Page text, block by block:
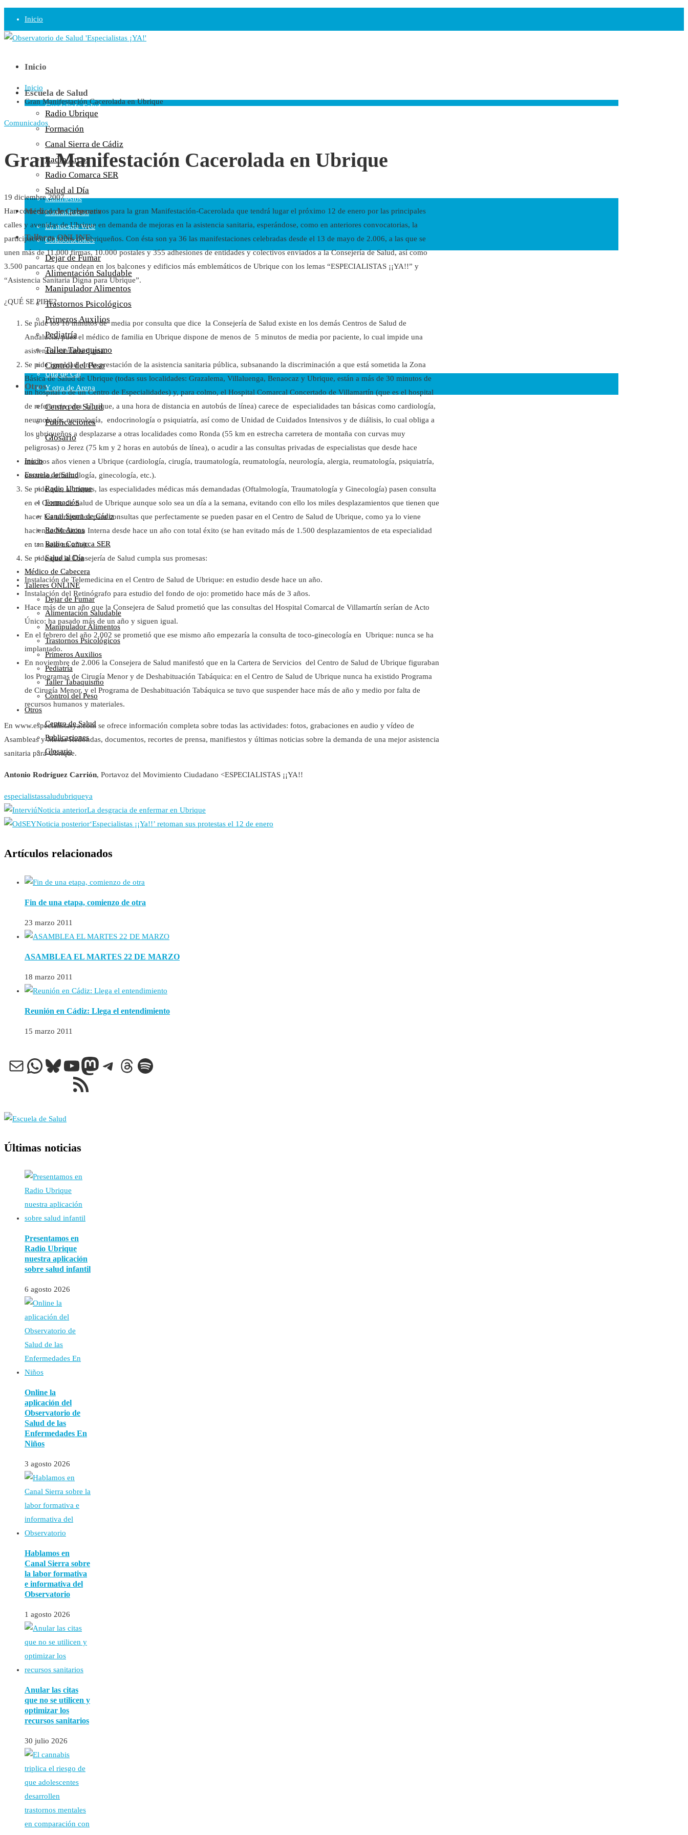
Inicio
Observatorio
Opinión
Radio
Guadalinfo Salud
Radio Guadalete
COPE Pontevedra
Salud en Radio Ubrique
Salud en Verano
Plataforma
Manifiestos
Comunicados
En nuestra Web
Colaboraciones
Cartas al Director
Medios de Comunicación
Otros
Vídeos
Audio
Cara Oscura Sanidad
Humor
Cal y Arena
Una de Cal
Y otra de Arena
Noticias Sanitarias
Newsletter
Inicio
Escuela de Salud
Radio Ubrique
Formación
Canal Sierra de Cádiz
Radio Arcos
Radio Comarca SER
Salud al Día
Médico de Cabecera
Talleres ONLINE
Dejar de Fumar
Alimentación Saludable
Manipulador Alimentos
Trastornos Psicológicos
Primeros Auxilios
Pediatría
Taller Tabaquismo
Control del Peso
Otros
Centro de Salud
Publicaciones
Glosario
Inicio
Escuela de Salud
Radio Ubrique
Formación
Canal Sierra de Cádiz
Radio Arcos
Radio Comarca SER
Salud al Día
Médico de Cabecera
Talleres ONLINE
Dejar de Fumar
Alimentación Saludable
Manipulador Alimentos
Trastornos Psicológicos
Primeros Auxilios
Pediatría
Taller Tabaquismo
Control del Peso
Otros
Centro de Salud
Publicaciones
Glosario
Inicio
Gran Manifestación Cacerolada en Ubrique
Comunicados
Gran Manifestación Cacerolada en Ubrique
19 diciembre 2007
Han comenzado los preparativos para la gran Manifestación-Cacerolada que tendrá lugar el próximo 12 de enero por las principales
calles y avenidas de Ubrique en demanda de mejoras en la asistencia sanitaria, esperándose, como en anteriores convocatorias, la
participación de miles de ubriqueños. Con ésta son ya 36 las manifestaciones celebradas desde el 13 de mayo de 2.006, a las que se
unen más de 11.000 firmas, 10.000 postales y 355 adhesiones de entidades y colectivos enviados a la Consejería de Salud, así como
3.500 pancartas que ondean en los balcones y edificios más emblemáticos de Ubrique con los lemas “ESPECIALISTAS ¡¡YA!!” y
“Asistencia Sanitaria Digna para Ubrique”.
¿QUÉ SE PIDE?
Se pide los 10 minutos de media por consulta que dice la Consejería de Salud existe en los demás Centros de Salud de
Andalucía, pues el médico de familia en Ubrique dispone de menos de 5 minutos de media por paciente, lo cual impide una
asistencia sanitaria digna.
Se pide igualdad en la prestación de la asistencia sanitaria pública, subsanando la discriminación a que está sometida la Zona
Básica de Salud de Ubrique (todas sus localidades: Grazalema, Villaluenga, Benaocaz y Ubrique, están a más de 30 minutos de
un hospital o de un Centro de Especialidades) y, para colmo, el Hospital Comarcal Concertado de Villamartín (que es el hospital
de referencia para Ubrique, a una hora de distancia en autobús de línea) carece de especialidades tan básicas como cardiología,
neumología, neurología, endocrinología o psiquiatría, así como de Unidad de Cuidados Intensivos y de diálisis, lo cual obliga a
los ubriqueños a desplazarse a otras localidades como Ronda (55 km en estrecha carretera de montaña con curvas muy
peligrosas) o Jerez (75 km y 2 horas en autobús de línea), o acudir a las consultas privadas de especialistas que desde hace
muchos años vienen a Ubrique (cardiología, cirugía, traumatología, reumatología, neurología, alergia, reumatología, psiquiatría,
otorrino, oftalmología, ginecología, etc.).
Se pide que, al menos, las especialidades médicas más demandadas (Oftalmología, Traumatología y Ginecología) pasen consulta
en el Centro de Salud de Ubrique aunque solo sea un día a la semana, evitando con ello los miles desplazamientos que tienen que
hacer los ubriqueños para consultas que perfectamente se pueden pasar en el Centro de Salud de Ubrique, como ya lo viene
haciendo Medicina Interna desde hace un año con total éxito (se han evitado más de 1.500 desplazamientos de eta especialidad
en tan solo un año).
Se pide que la Consejería de Salud cumpla sus promesas:
Instalación de Telemedicina en el Centro de Salud de Ubrique: en estudio desde hace un año.
Instalación del Retinógrafo para estudio del fondo de ojo: prometido hace más de 3 años.
Hace más de un año que la Consejera de Salud prometió que las consultas del Hospital Comarcal de Villamartín serían de Acto
Único: ha pasado más de un año y siguen igual.
En el febrero del año 2.002 se prometió que ese mismo año empezaría la consulta de toco-ginecología en Ubrique: nunca se ha
implantado.
En noviembre de 2.006 la Consejera de Salud manifestó que en la Cartera de Servicios del Centro de Salud de Ubrique figuraban
los Programas de Cirugía Menor y de Deshabituación Tabáquica: en el Centro de Salud de Ubrique nunca ha existido Programa
de Cirugía Menor, y el Programa de Deshabituación Tabáquica se tuvo que suspender hace más de año y medio por falta de
recursos humanos y materiales.
En www.especialistasya.com se ofrece información completa sobre todas las actividades: fotos, grabaciones en audio y vídeo de
Asambleas y Mesas Redondas, documentos, recortes de prensa, manifiestos y últimas noticias sobre la demanda de una mejor asistencia
sanitaria para Ubrique.
Antonio Rodríguez Carrión, Portavoz del Movimiento Ciudadano <ESPECIALISTAS ¡¡YA!!
especialistassaludubriqueya
Noticia anteriorLa desgracia de enfermar en Ubrique
Noticia posterior‘Especialistas ¡¡Ya!!’ retoman sus protestas el 12 de enero
Artículos relacionados
Fin de una etapa, comienzo de otra
23 marzo 2011
ASAMBLEA EL MARTES 22 DE MARZO
18 marzo 2011
Reunión en Cádiz: Llega el entendimiento
15 marzo 2011
Correo electrónico
WhatsApp
Bluesky
YouTube
Mastodon
Telegram
Threads
Spotify
Feed RSS
Últimas noticias
Presentamos en
Radio Ubrique
nuestra aplicación
sobre salud infantil
6 agosto 2026
Online la
aplicación del
Observatorio de
Salud de las
Enfermedades En
Niños
3 agosto 2026
Hablamos en
Canal Sierra sobre
la labor formativa
e informativa del
Observatorio
1 agosto 2026
Anular las citas
que no se utilicen y
optimizar los
recursos sanitarios
30 julio 2026